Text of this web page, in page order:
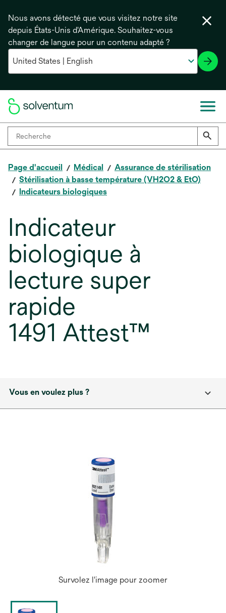
Nous avons détecté que vous visitez notre site
depuis États-Unis d'Amérique. Souhaitez-vous
changer de langue pour un contenu adapté ?
Page d'accueil Médical
Assurance de stérilisation
Stérilisation à basse température (VH2O2 & EtO)
Indicateurs biologiques
Indicateur
biologique à
lecture super
rapide
1491 Attest™
Vous en voulez plus ?
Survolez l'image pour zoomer